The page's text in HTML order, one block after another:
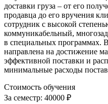
доставки груза – от его
продавца до его вручения
сотрудник с высокой
коммуникабельный,
в специальных программах.
направлена на достижение
эффективной поставки и
минимальные расходы
Стоимость обучения
За семестр: 40000 ₽